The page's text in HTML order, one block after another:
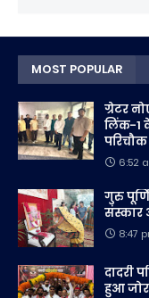
MOST POPULAR
ग्रेटर
लिंक-1
6:52
गुरु
संस्कार
8:47
दादरी
हुआ